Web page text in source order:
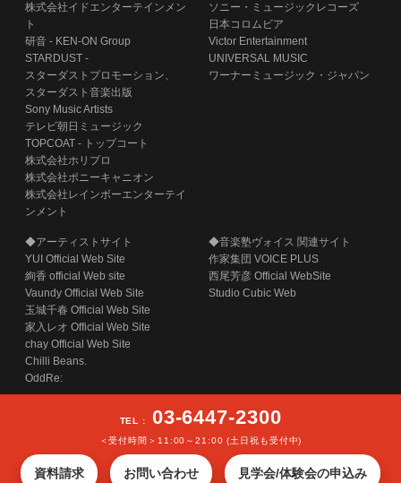
株式会社イドエンターテインメン
ト
研音 - KEN-ON Group
STARDUST -
スターダストプロモーション、
スターダスト音楽出版
Sony Music Artists
テレビ朝日ミュージック
TOPCOAT - トップコート
株式会社ホリプロ
株式会社ポニーキャニオン
株式会社レインボーエンターテイ
ンメント
ソニー・ミュージックレコーズ
日本コロムビア
Victor Entertainment
UNIVERSAL MUSIC
ワーナーミュージック・ジャパン
◆アーティストサイト
YUI Official Web Site
絢香 official Web site
Vaundy Official Web Site
玉城千春 Official Web Site
家入レオ Official Web Site
chay Official Web Site
Chilli Beans.
OddRe:
◆音楽塾ヴォイス 関連サイト
作家集団 VOICE PLUS
西尾芳彦 Official WebSite
Studio Cubic Web
COPYRIGHT (C) SECOND STAGE INC. ALL RIGHTS RESERVED.
TEL : 03-6447-2300
＜受付時間＞11:00～21:00 (土日祝も受付中)
資料請求 お問い合わせ 見学会/体験会の申込み